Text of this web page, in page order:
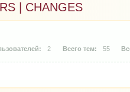
| CHANGES
2 55